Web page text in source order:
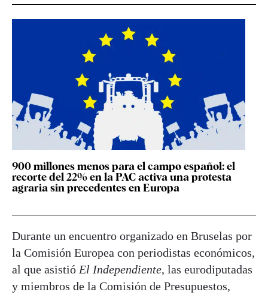
900 millones menos para el campo español: el
recorte del 22% en la PAC activa una protesta
agraria sin precedentes en Europa
Durante un encuentro organizado en Bruselas por
la Comisión Europea con periodistas económicos,
al que asistió El Independiente, las eurodiputadas
y miembros de la Comisión de Presupuestos,